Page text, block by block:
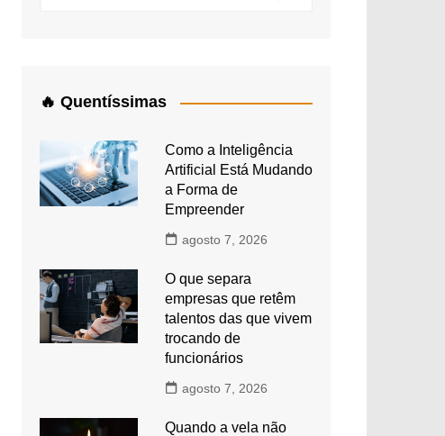
🔥 Quentíssimas
Como a Inteligência
Artificial Está Mudando
a Forma de
Empreender
agosto 7, 2026
O que separa
empresas que retêm
talentos das que vivem
trocando de
funcionários
agosto 7, 2026
Quando a vela não